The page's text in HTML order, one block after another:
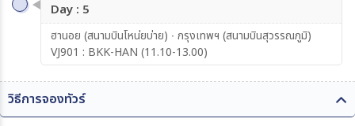
Day : 5
ฮานอย (สนามบินโหน่ยบ่าย) ∙ กรุงเทพฯ (สนามบินสุวรรณภูมิ)
VJ901 : BKK-HAN (11.10-13.00)
วิธีการจองทัวร์